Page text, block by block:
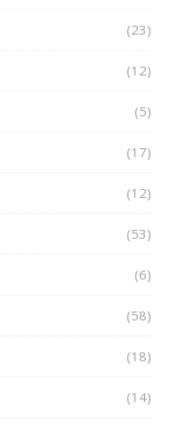
(23)
(12)
(5)
(17)
(12)
(53)
(6)
(58)
(18)
(14)